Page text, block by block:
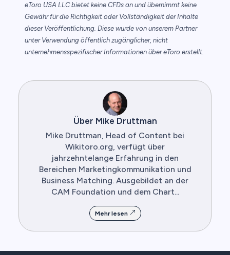
eToro USA LLC bietet keine CFDs an und übernimmt keine
Gewähr für die Richtigkeit oder Vollständigkeit der Inhalte
dieser Veröffentlichung. Diese wurde von unserem Partner
unter Verwendung öffentlich zugänglicher, nicht
unternehmensspezifischer Informationen über eToro erstellt.
Über Mike Druttman
Mike Druttman, Head of Content bei
Wikitoro.org, verfügt über
jahrzehntelange Erfahrung in den
Bereichen Marketingkommunikation und
Business Matching. Ausgebildet an der
CAM Foundation und dem Chart...
Mehr lesen